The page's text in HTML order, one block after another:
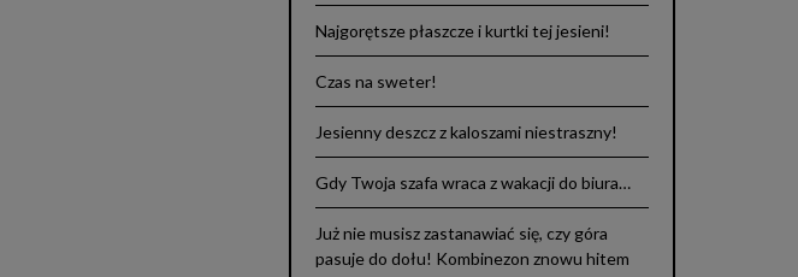
Najgorętsze płaszcze i kurtki tej jesieni!
Czas na sweter!
Jesienny deszcz z kaloszami niestraszny!
Gdy Twoja szafa wraca z wakacji do biura…
Już nie musisz zastanawiać się, czy góra
pasuje do dołu! Kombinezon znowu hitem